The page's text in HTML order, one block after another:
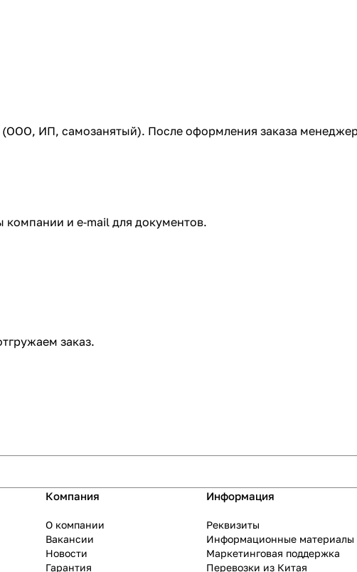
ИП, самозанятый). После оформления заказа
компании и e‑mail для документов.
заказ.​
Компания
О компании
Вакансии
Новости
Гарантия
Информация
Реквизиты
Информационные материалы
Маркетинговая поддержка
Перевозки из Китая